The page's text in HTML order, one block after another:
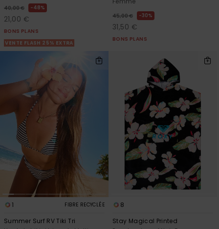
40,00 € 48%
21,00 €
BONS PLANS
VENTE FLASH 25% EXTRA
45,00 € 30%
31,50 €
BONS PLANS
1 FIBRE RECYCLÉE
Summer Surf RV Tiki Tri
8
Stay Magical Printed